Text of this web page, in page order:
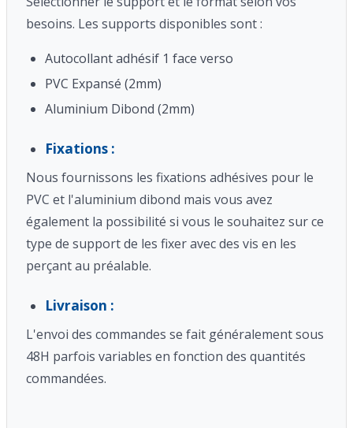
besoins. Les supports disponibles sont :
Autocollant adhésif 1 face verso
PVC Expansé (2mm)
Aluminium Dibond (2mm)
Fixations :
Nous fournissons les fixations adhésives pour le
PVC et l'aluminium dibond mais vous avez
également la possibilité si vous le souhaitez sur ce
type de support de les fixer avec des vis en les
perçant au préalable.
Livraison :
L'envoi des commandes se fait généralement sous
48H parfois variables en fonction des quantités
commandées.